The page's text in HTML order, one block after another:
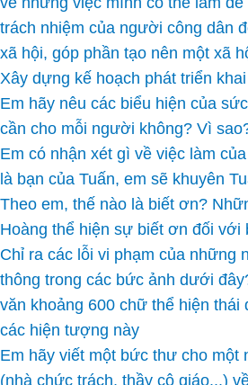
trách nhiệm của người công dân
xã hội, góp phần tạo nên một xã
Xây dựng kế hoạch phát triển
Em hãy nêu các biểu hiện của
cần cho mỗi người không? Vì
Em có nhận xét gì về việc làm
là bạn của Tuấn, em sẽ khuyên
Theo em, thế nào là biết ơn?
Hoàng thể hiện sự biết ơn đối với
Chỉ ra các lỗi vi phạm của những
thông trong các bức ảnh dưới
văn khoảng 600 chữ thể hiện thái
các hiện tượng này
Em hãy viết một bức thư cho một
(nhà chức trách, thầy cô giáo...)